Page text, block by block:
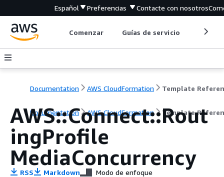
Español Preferencias Contacte con nosotros
Comenzar Guías de servicio
Documentation AWS CloudFormation Template
Documentation AWS CloudFormation Template
AWS::Connect::Rout
ingProfile
MediaConcurrency
RSS Markdown Modo de enfoque